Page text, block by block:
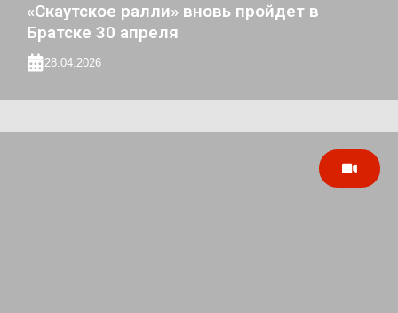
«Скаутское ралли» вновь пройдет в
Братске 30 апреля
28.04.2026